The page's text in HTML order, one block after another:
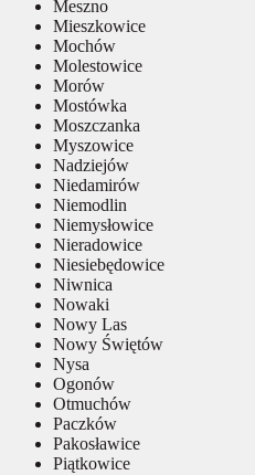
Meszno
Mieszkowice
Mochów
Molestowice
Morów
Mostówka
Moszczanka
Myszowice
Nadziejów
Niedamirów
Niemodlin
Niemysłowice
Nieradowice
Niesiebędowice
Niwnica
Nowaki
Nowy Las
Nowy Świętów
Nysa
Ogonów
Otmuchów
Paczków
Pakosławice
Piątkowice